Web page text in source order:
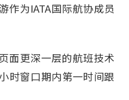
为IATA国际航协成员
面更深一层的航班技术
时窗口期内第一时间跟